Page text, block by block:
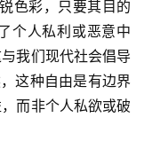
色彩，只要其目的
个人私利或恶意中
我们现代社会倡导
这种自由是有边界
而非个人私欲或破